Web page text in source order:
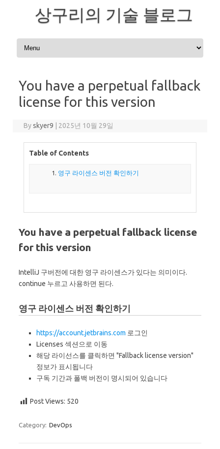
상구리의 기술 블로그
Skip to content
You have a perpetual fallback
license for this version
Byskyer9 2025년 10월 29일
Table of Contents
영구 라이센스 버전 확인하기
You have a perpetual fallback license
for this version
IntelliJ 구버전에 대한 영구 라이센스가 있다는 의미이다.
continue 누르고 사용하면 된다.
영구 라이센스 버전 확인하기
https://account.jetbrains.com 로그인
Licenses 섹션으로 이동
해당 라이선스를 클릭하면 "Fallback license version"
정보가 표시됩니다
구독 기간과 폴백 버전이 명시되어 있습니다
Post Views: 520
Category: DevOps